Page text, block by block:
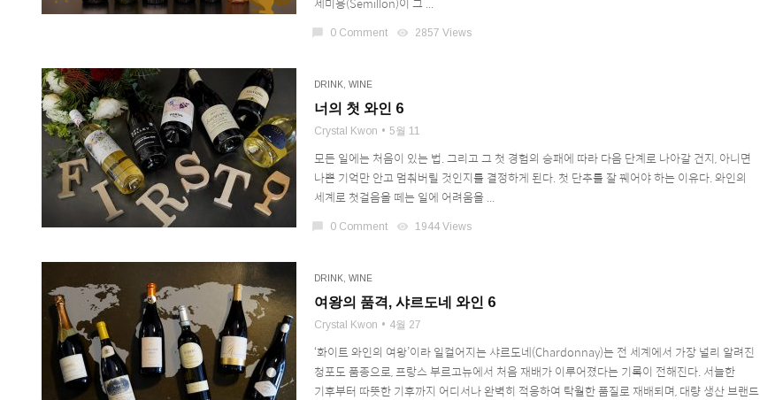
세미용(Semillon)이 그 ...
chat_bubble 0 Comment visibility 2857 Views
DRINK WINE
너의 첫 와인 6
Crystal Kwon 5월 11
모든 일에는 처음이 있는 법. 그리고 그 첫 경험의 승패에 따라 다음 단계로 나아갈 건지, 아니면
나쁜 기억만 안고 멈춰버릴 것인지를 결정하게 된다. 첫 단추를 잘 꿰어야 하는 이유다. 와인의
세계로 첫걸음을 떼는 일에 어려움을 ...
chat_bubble 0 Comment visibility 1944 Views
DRINK WINE
여왕의 품격, 샤르도네 와인 6
Crystal Kwon 4월 27
‘화이트 와인의 여왕’이라 일컬어지는 샤르도네(Chardonnay)는 전 세계에서 가장 널리 알려진
청포도 품종으로, 프랑스 부르고뉴에서 처음 재배가 이루어졌다는 기록이 전해진다. 서늘한
기후부터 따뜻한 기후까지 어디서나 완벽히 적응하여 탁월한 품질로 재배되며, 대량 생산 브랜드